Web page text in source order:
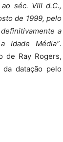
séc. VIII d.C.,
de 1999, pelo
a
Idade Média”.
de Ray Rogers,
datação pelo